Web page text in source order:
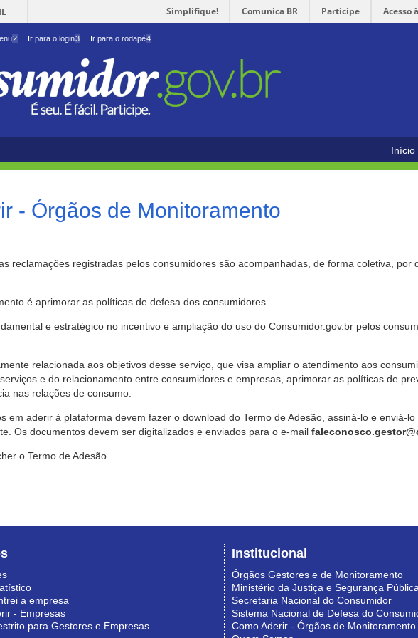
Simplifique! Comunica BR Participe Acesso
2 Ir para o login3 Ir para o rodapé4
Início
- Órgãos de Monitoramento
reclamações registradas pelos consumidores são acompanhadas, de forma coletiva,
é aprimorar as políticas de defesa dos consumidores.
e estratégico no incentivo e ampliação do uso do Consumidor.gov.br pelos
relacionada aos objetivos desse serviço, que visa ampliar o atendimento aos
e do relacionamento entre consumidores e empresas, aprimorar as políticas de
nas relações de consumo.
em aderir à plataforma devem fazer o download do Termo de Adesão, assiná-lo e enviá-
Os documentos devem ser digitalizados e enviados para o e-mail
o Termo de Adesão.
a empresa
- Empresas
para Gestores e Empresas
Institucional
Órgãos Gestores e de Monitoramento
Ministério da Justiça e Segurança Pública
Secretaria Nacional do Consumidor
Sistema Nacional de Defesa do
Como Aderir - Órgãos de Monitoramento